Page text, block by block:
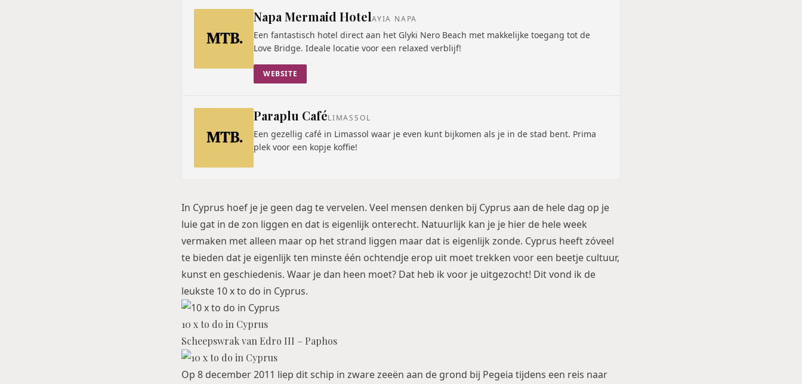
Napa Mermaid HotelAYIA NAPA
Een fantastisch hotel direct aan het Glyki Nero Beach met makkelijke toegang tot de
Love Bridge. Ideale locatie voor een relaxed verblijf!
WEBSITE
Paraplu CaféLIMASSOL
Een gezellig café in Limassol waar je even kunt bijkomen als je in de stad bent. Prima
plek voor een kopje koffie!
In Cyprus hoef je je geen dag te vervelen. Veel mensen denken bij Cyprus aan de hele dag op je
luie gat in de zon liggen en dat is eigenlijk onterecht. Natuurlijk kan je je hier de hele week
vermaken met alleen maar op het strand liggen maar dat is eigenlijk zonde. Cyprus heeft zóveel
te bieden dat je eigenlijk ten minste één ochtendje erop uit moet trekken voor een beetje cultuur,
kunst en geschiedenis. Waar je dan heen moet? Dat heb ik voor je uitgezocht! Dit vond ik de
leukste 10 x to do in Cyprus.
10 x to do in Cyprus
Scheepswrak van Edro III – Paphos
Op 8 december 2011 liep dit schip in zware zeeën aan de grond bij Pegeia tijdens een reis naar